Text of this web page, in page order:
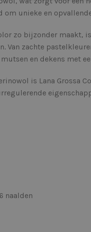
unieke en
zo bijzonder
Van zachte
en dekens met
is Lana Grossa
naalden